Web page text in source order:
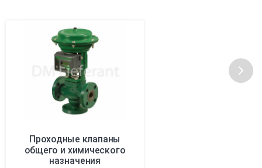
Проходные клапаны
общего и химического
назначения